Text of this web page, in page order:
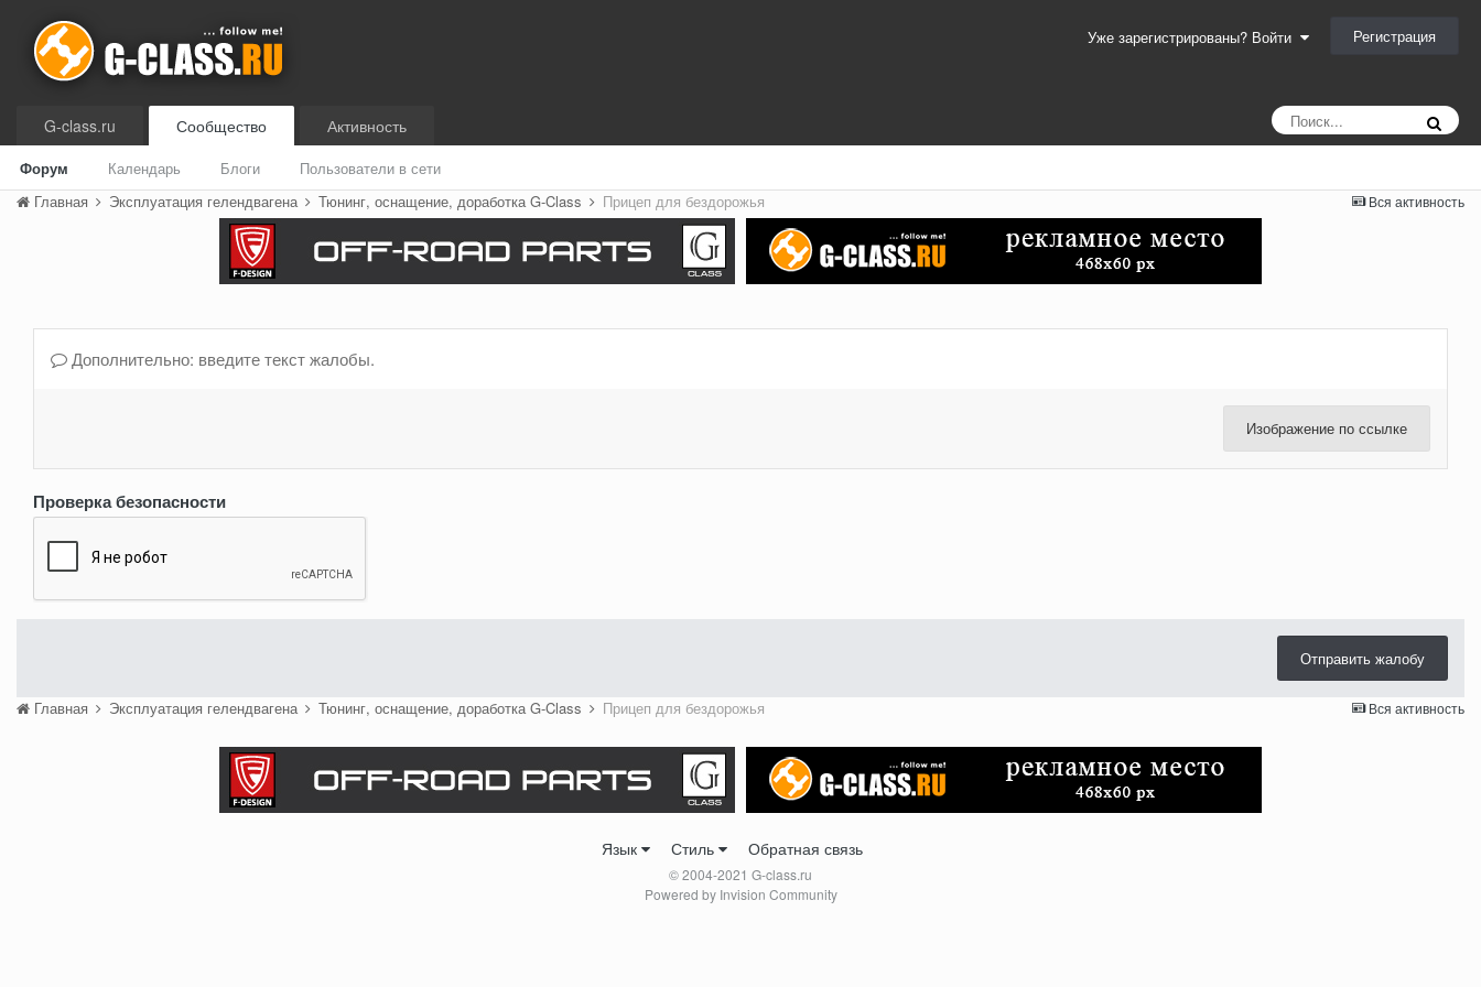
Уже зарегистрированы? Войти Регистрация
G-class.ru Сообщество
Форум Календарь Блоги Пользователи в сети
Активность
Вся активность
Главная Эксплуатация гелендвагена Тюнинг, оснащение, доработка G-Class Прицеп для бездорожья
Дополнительно: введите текст жалобы.
Изображение по ссылке
Проверка безопасности
Отправить жалобу
Вся активность
Главная Эксплуатация гелендвагена Тюнинг, оснащение, доработка G-Class Прицеп для бездорожья
Язык Стиль Обратная связь
© 2004-2021 G-class.ru
Powered by Invision Community